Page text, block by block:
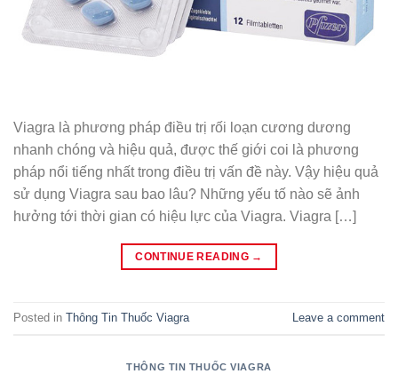
Viagra là phương pháp điều trị rối loạn cương dương
nhanh chóng và hiệu quả, được thế giới coi là phương
pháp nổi tiếng nhất trong điều trị vấn đề này. Vậy hiệu quả
sử dụng Viagra sau bao lâu? Những yếu tố nào sẽ ảnh
hưởng tới thời gian có hiệu lực của Viagra. Viagra […]
CONTINUE READING →
Posted in Thông Tin Thuốc Viagra Leave a comment
THÔNG TIN THUỐC VIAGRA